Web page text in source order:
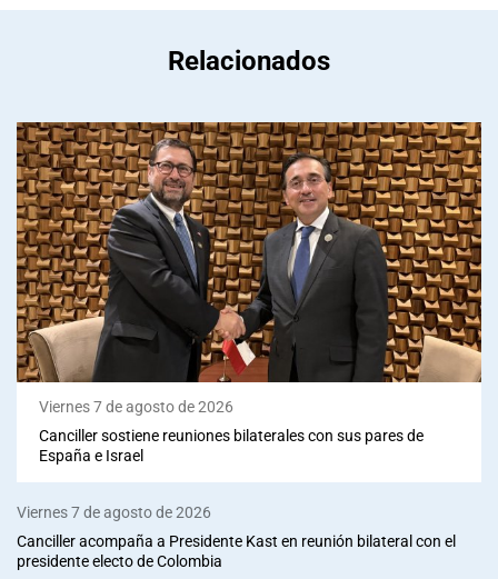
Relacionados
Viernes 7 de agosto de 2026
Canciller sostiene reuniones bilaterales con sus pares de
España e Israel
Viernes 7 de agosto de 2026
Canciller acompaña a Presidente Kast en reunión bilateral con el
presidente electo de Colombia